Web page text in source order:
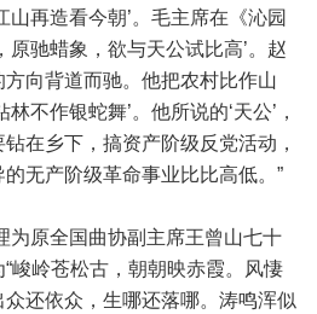
山再造看今朝’。毛主席在《沁园
原驰蜡象，欲与天公试比高’。赵
向背道而驰。他把农村比作山
不作银蛇舞’。他所说的‘天公’，
在乡下，搞资产阶级反党活动，
无产阶级革命事业比比高低。”
原全国曲协副主席王曾山七十
峻岭苍松古，朝朝映赤霞。风悽
还依众，生哪还落哪。涛鸣浑似